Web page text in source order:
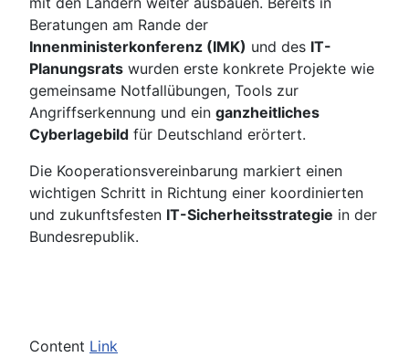
Beratungen am Rande der
Innenministerkonferenz (IMK) und des IT-
Planungsrats wurden erste konkrete Projekte wie
gemeinsame Notfallübungen, Tools zur
Angriffserkennung und ein ganzheitliches
Cyberlagebild für Deutschland erörtert.
Die Kooperationsvereinbarung markiert einen
wichtigen Schritt in Richtung einer koordinierten
und zukunftsfesten IT-Sicherheitsstrategie in der
Bundesrepublik.
Content Link